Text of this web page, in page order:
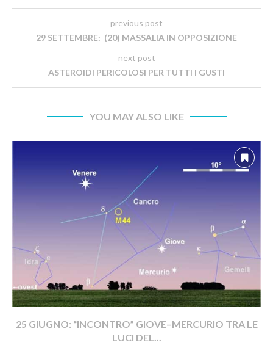
previous post
29 SETTEMBRE: (20) MASSALIA IN OPPOSIZIONE
next post
ASTEROIDI PERICOLOSI PER TUTTI I GUSTI
YOU MAY ALSO LIKE
25 GIUGNO: “INCONTRO” GIOVE–MERCURIO TRA LE
LUCI DEL...